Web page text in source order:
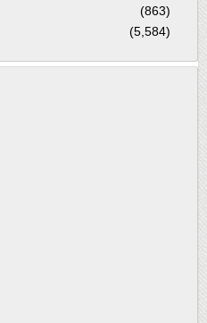
(863)
(5,584)